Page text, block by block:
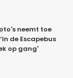
neemt toe
de Escapebus
op gang'